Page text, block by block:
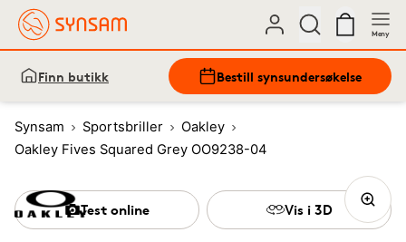
Meny
Finn butikk Bestill synsundersøkelse
Synsam Sportsbriller
Oakley
Oakley Fives Squared Grey OO9238-04
Test online Vis i 3D